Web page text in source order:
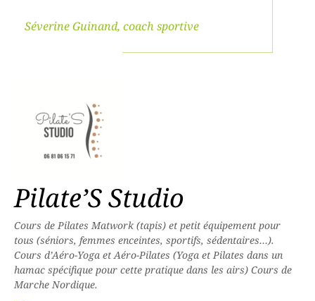
Séverine Guinand, coach sportive
Pilate’S Studio
Cours de Pilates Matwork (tapis) et petit équipement pour
tous (séniors, femmes enceintes, sportifs, sédentaires…).
Cours d’Aéro-Yoga et Aéro-Pilates (Yoga et Pilates dans un
hamac spécifique pour cette pratique dans les airs) Cours de
Marche Nordique.